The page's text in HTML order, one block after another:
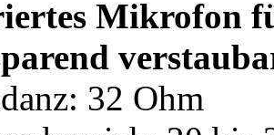
Mikrofon
32 Ohm